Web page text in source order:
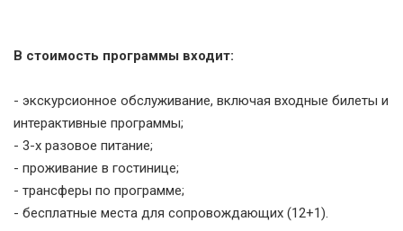
В стоимость программы входит:
- экскурсионное обслуживание, включая входные билеты и
интерактивные программы;
- 3-х разовое питание;
- проживание в гостинице;
- трансферы по программе;
- бесплатные места для сопровождающих (12+1).